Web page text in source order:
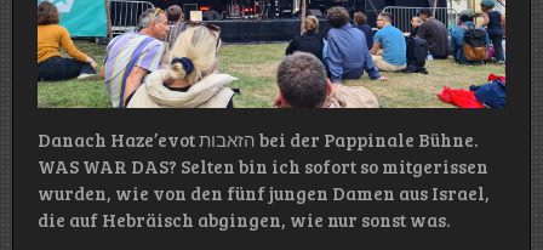
Danach Haze’evot הזאבות bei der Pappinale Bühne.
WAS WAR DAS? Selten bin ich sofort so mitgerissen
wurden, wie von den fünf jungen Damen aus Israel,
die auf Hebräisch abgingen, wie nur sonst was.